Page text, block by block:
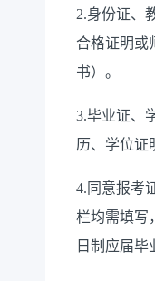
2.身份证、
合格证明或
书）。
3.毕业证、
历、学位证
4. 同意报考
栏均需填写
日制应届毕